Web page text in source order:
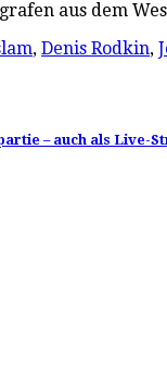
aus dem
, Denis Rodkin,
– auch als Live-